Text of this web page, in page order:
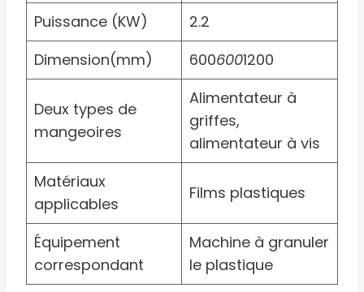
Puissance (KW)
2.2
Dimension(mm)
6006001200
Deux types de
mangeoires
Alimentateur à
griffes,
alimentateur à vis
Matériaux
applicables
Films plastiques
Équipement
correspondant
Machine à granuler
le plastique